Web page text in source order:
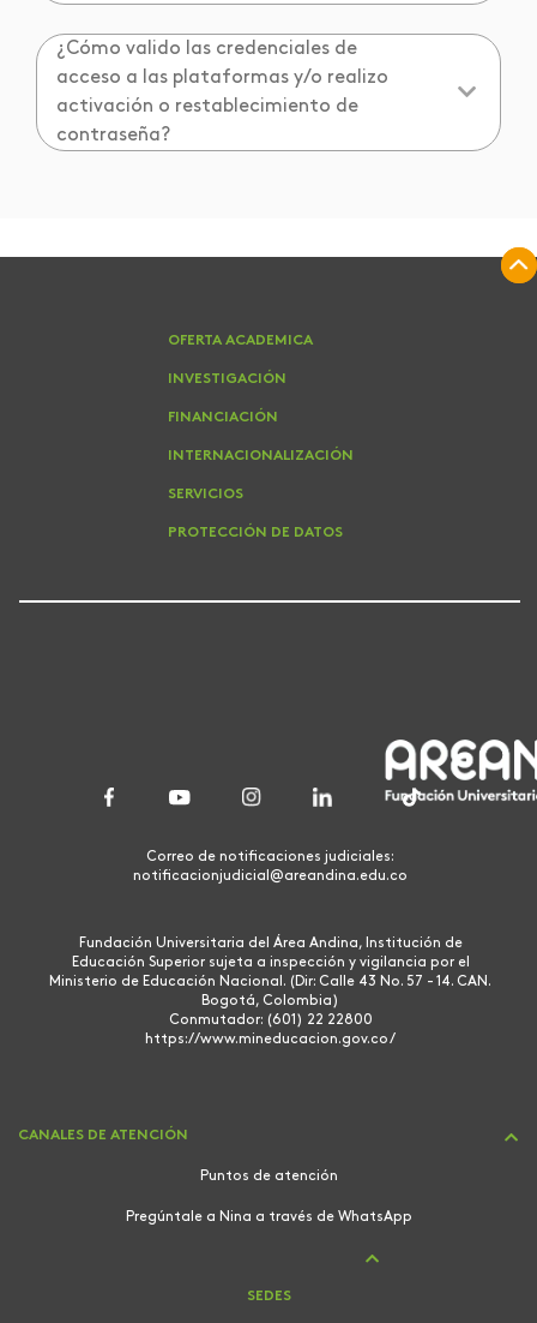
¿Cómo valido las credenciales de
acceso a las plataformas y/o realizo
activación o restablecimiento de
contraseña?
OFERTA ACADEMICA
INVESTIGACIÓN
FINANCIACIÓN
INTERNACIONALIZACIÓN
SERVICIOS
PROTECCIÓN DE DATOS
Correo de notificaciones judiciales:
notificacionjudicial@areandina.edu.co
Fundación Universitaria del Área Andina, Institución de
Educación Superior sujeta a inspección y vigilancia por el
Ministerio de Educación Nacional. (Dir: Calle 43 No. 57 - 14. CAN.
Bogotá, Colombia)
Conmutador: (601) 22 22800
https://www.mineducacion.gov.co/
CANALES DE ATENCIÓN
Puntos de atención
Pregúntale a Nina a través de WhatsApp
SEDES